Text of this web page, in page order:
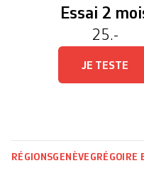
Essai 2
25.-
JE TESTE
RÉGIONSGENÈVE GRÉGOIRE